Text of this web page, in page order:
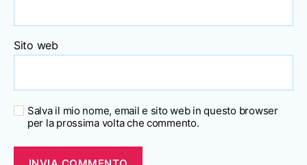
Sito web
Salva il mio nome, email e sito web in questo browser
per la prossima volta che commento.